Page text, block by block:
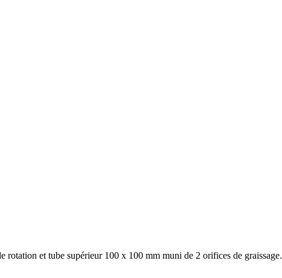
rotation et tube supérieur 100 x 100 mm muni de 2 orifices de graissage.